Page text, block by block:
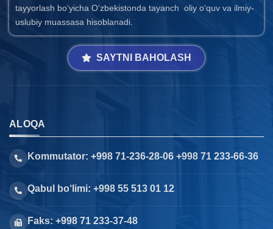
tayyorlash bo‘yicha O‘zbekistonda tayanch oliy o‘quv va ilmiy-
uslubiy muassasa hisoblanadi.
SAYTNI BAHOLASH
ALOQA
Kommutator: +998 71-236-28-06 +998 71 233-66-36
Qabul bo‘limi: +998 55 513 01 12
Faks: +998 71 233-37-48